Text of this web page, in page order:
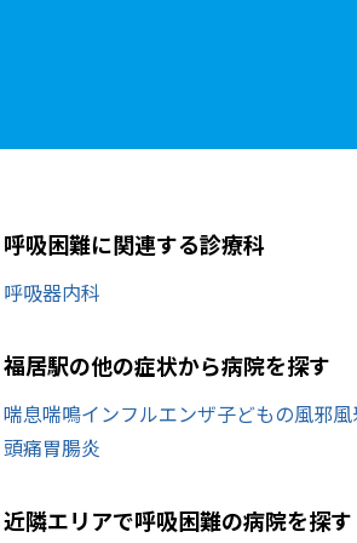
呼吸困難に関連する診療科
呼吸器内科
福居駅の他の症状から病院を探す
喘息喘鳴インフルエンザ子どもの風邪
頭痛胃腸炎
近隣エリアで呼吸困難の病院を探す